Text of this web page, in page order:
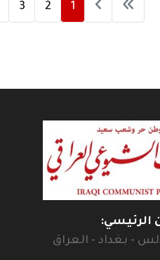
1
2
3
الرئيسي:
- بغداد - العراق